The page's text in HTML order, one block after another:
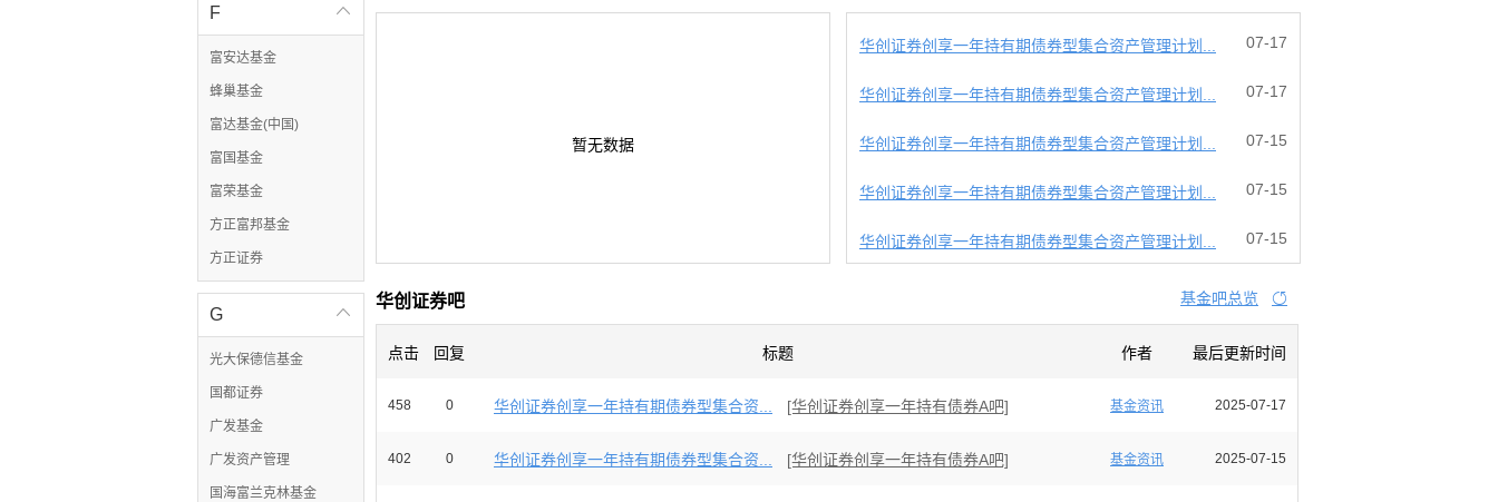

F
富安达基金
蜂巢基金
富达基金(中国)
富国基金
富荣基金
方正富邦基金
方正证券

G
光大保德信基金
国都证券
广发基金
广发资产管理
国海富兰克林基金
暂无数据
华创证券创享一年持有期债券型集合资产管理计划... 07-17
华创证券创享一年持有期债券型集合资产管理计划... 07-17
华创证券创享一年持有期债券型集合资产管理计划... 07-15
华创证券创享一年持有期债券型集合资产管理计划... 07-15
华创证券创享一年持有期债券型集合资产管理计划... 07-15
华创证券吧 基金吧总览 
点击 回复 标题 作者 最后更新时间
458 0 华创证券创享一年持有期债券型集合资... [华创证券创享一年持有债券A吧] 基金资讯 2025-07-17
402 0 华创证券创享一年持有期债券型集合资... [华创证券创享一年持有债券A吧] 基金资讯 2025-07-15